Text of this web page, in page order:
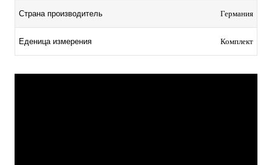
Страна производитель Германия
Еденица измерения Комплект